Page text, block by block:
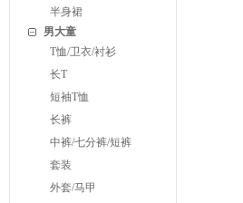
半身裙
男大童
T恤/卫衣/衬衫
长T
短袖T恤
长裤
中裤/七分裤/短裤
套装
外套/马甲